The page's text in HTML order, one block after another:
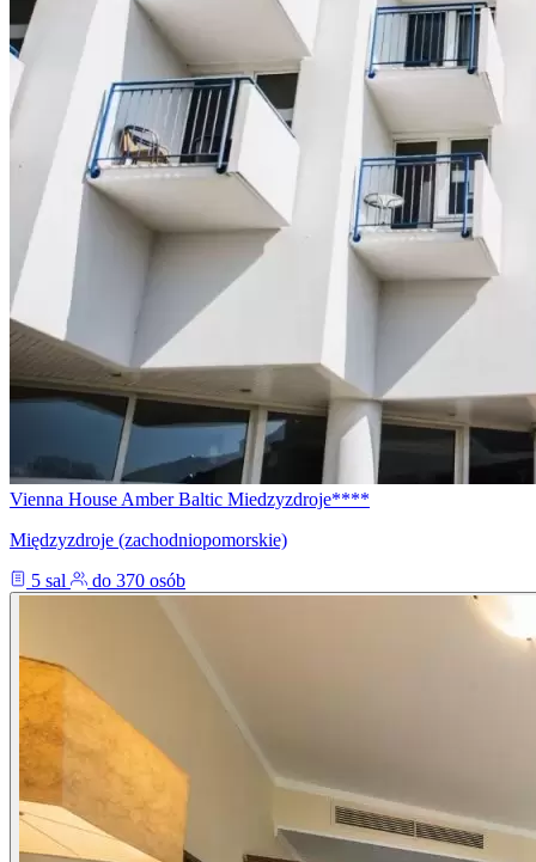
Vienna House Amber Baltic Miedzyzdroje****
Międzyzdroje (zachodniopomorskie)
5 sal
do 370 osób